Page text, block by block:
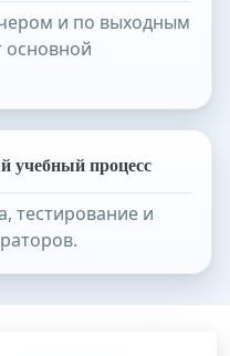
и по выходным
учебный процесс
тестирование и